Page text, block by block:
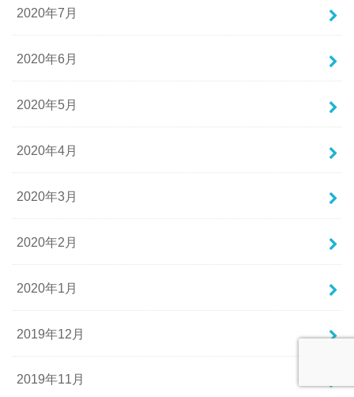
2020年7月
2020年6月
2020年5月
2020年4月
2020年3月
2020年2月
2020年1月
2019年12月
2019年11月